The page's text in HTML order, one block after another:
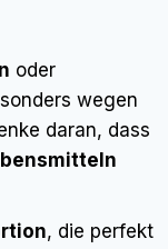
oder
wegen
daran, dass
, die perfekt